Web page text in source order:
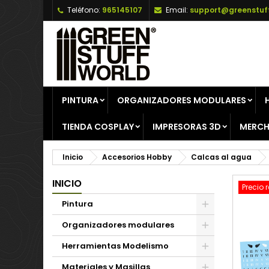
Teléfono: 965145107 Email:
PINTURA ORGANIZADORES MODULARES
TIENDA COSPLAY IMPRESORAS 3D
Inicio Accesorios Hobby Calcas al agua
INICIO
Pintura
Organizadores modulares
Herramientas Modelismo
Precio